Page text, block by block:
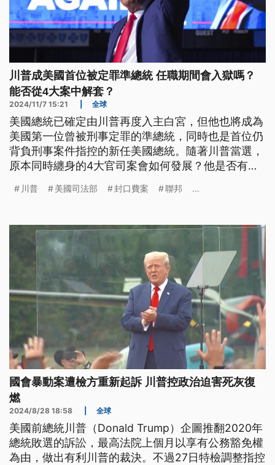
川普成美國首位被定罪準總統 任職期間會入獄嗎？
能否從4大案中解套？
2024/11/7 15:21 全球
美國總統已確定由川普再度入主白宮，但他也將成為
美國第一位曾被刑事定罪的準總統，同時也是首位仍
背負刑事案件指控的新任美國總統。隨著川普當選，
原本同時纏身的4大官司案會如何發展？他是否有可
川普 美國司法部 封口費案 聯邦 ...
國會暴動案遭檢方重新起訴 川普控政治迫害死灰復
燃
2024/8/28 18:58 全球
美國前總統川普（Donald Trump）企圖推翻2020年
總統敗選的訴訟，最高法院上個月以享有公務豁免權
為由，做出有利川普的裁決。不過27日特檢調整指控